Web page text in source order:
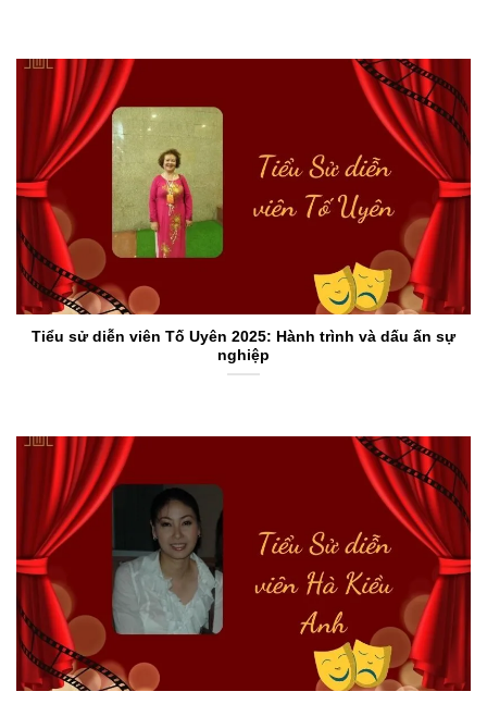
Tiểu sử diễn viên Tố Uyên 2025: Hành trình và dấu ấn sự
nghiệp